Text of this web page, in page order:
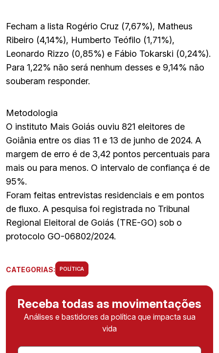
Fecham a lista Rogério Cruz (7,67%), Matheus
Ribeiro (4,14%), Humberto Teófilo (1,71%),
Leonardo Rizzo (0,85%) e Fábio Tokarski (0,24%).
Para 1,22% não será nenhum desses e 9,14% não
souberam responder.
Metodologia
O instituto Mais Goiás ouviu 821 eleitores de
Goiânia entre os dias 11 e 13 de junho de 2024. A
margem de erro é de 3,42 pontos percentuais para
mais ou para menos. O intervalo de confiança é de
95%.
Foram feitas entrevistas residenciais e em pontos
de fluxo. A pesquisa foi registrada no Tribunal
Regional Eleitoral de Goiás (TRE-GO) sob o
protocolo GO-06802/2024.
CATEGORIAS: POLÍTICA
Receba todas as movimentações
Análises e bastidores da política que impacta sua
vida